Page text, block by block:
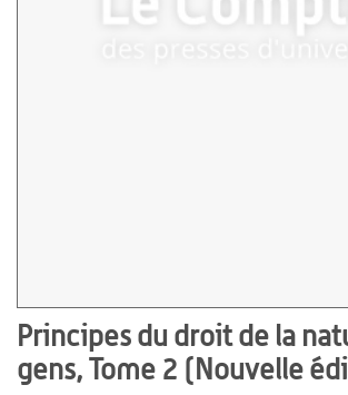
Principes du droit de la
gens, Tome 2 (Nouvelle